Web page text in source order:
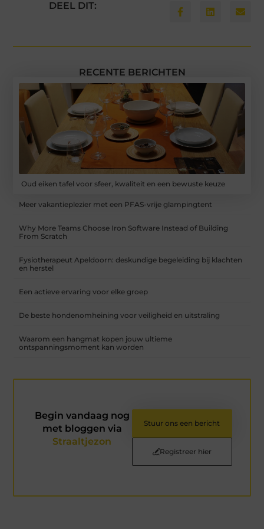
DEEL DIT:
RECENTE BERICHTEN
Oud eiken tafel voor sfeer, kwaliteit en een bewuste keuze
Meer vakantieplezier met een PFAS-vrije glampingtent
Why More Teams Choose Iron Software Instead of Building
From Scratch
Fysiotherapeut Apeldoorn: deskundige begeleiding bij klachten
en herstel
Een actieve ervaring voor elke groep
De beste hondenomheining voor veiligheid en uitstraling
Waarom een hangmat kopen jouw ultieme
ontspanningsmoment kan worden
Begin vandaag nog
met bloggen via
Straaltjezon
Stuur ons een bericht
Registreer hier